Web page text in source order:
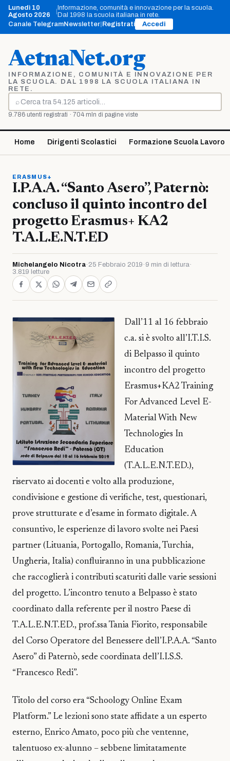
Vai
contenuto
Lunedì 10
Agosto 2026
Informazione, comunità e innovazione per la scuola.
Dal 1998 la scuola italiana in rete.
Canale TelegramNewsletter Registrati Accedi
AetnaNet.org
INFORMAZIONE, COMUNITÀ E INNOVAZIONE PER
LA SCUOLA. DAL 1998 LA SCUOLA ITALIANA IN
RETE.
⌕
Cerca
9.786 utenti registrati · 704 mln di pagine viste
Home Dirigenti Scolastici Formazione Scuola Lavoro
ERASMUS+
I.P.A.A. “Santo Asero”, Paternò:
concluso il quinto incontro del
progetto Erasmus+ KA2
T.A.L.E.N.T.ED
Michelangelo Nicotra· 25 Febbraio 2019 · 9 min di lettura·
3.819 letture
Dall’11 al 16 febbraio
c.a. si è svolto all’I.T.I.S.
di Belpasso il quinto
incontro del progetto
Erasmus+KA2 Training
For Advanced Level E-
Material With New
Technologies In
Education
(T.A.L.E.N.T.ED.),
riservato ai docenti e volto alla produzione,
condivisione e gestione di verifiche, test, questionari,
prove strutturate e d’esame in formato digitale. A
consuntivo, le esperienze di lavoro svolte nei Paesi
partner (Lituania, Portogallo, Romania, Turchia,
Ungheria, Italia) confluiranno in una pubblicazione
che raccoglierà i contributi scaturiti dalle varie sessioni
del progetto. L’incontro tenuto a Belpasso è stato
coordinato dalla referente per il nostro Paese di
T.A.L.E.N.T.ED., prof.ssa Tania Fiorito, responsabile
del Corso Operatore del Benessere dell’I.P.A.A. “Santo
Asero” di Paternò, sede coordinata dell’I.I.S.S.
“Francesco Redi”.
Titolo del corso era “Schoology Online Exam
Platform.” Le lezioni sono state affidate a un esperto
esterno, Enrico Amato, poco più che ventenne,
talentuoso ex-alunno – sebbene limitatamente